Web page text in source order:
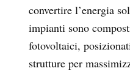
convertire l’energia
impianti sono
fotovoltaici,
strutture per